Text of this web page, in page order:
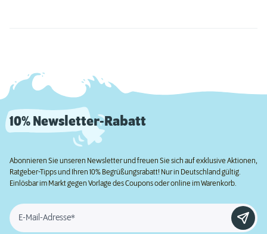
10% Newsletter-Rabatt
Abonnieren Sie unseren Newsletter und freuen Sie sich auf exklusive Aktionen,
Ratgeber-Tipps und Ihren 10% Begrüßungsrabatt! Nur in Deutschland gültig.
Einlösbar im Markt gegen Vorlage des Coupons oder online im Warenkorb.
E-Mail-Adresse*